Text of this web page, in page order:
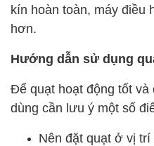
kín hoàn toàn, máy điều
hơn.
Hướng dẫn sử dụng
Để quạt hoạt động tốt
dùng cần lưu ý một số
Nên đặt quạt ở vị